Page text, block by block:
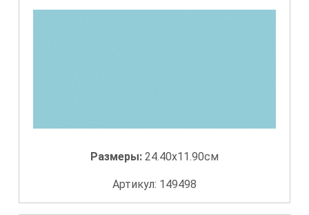
Размеры: 24.40x11.90см
Артикул: 149498